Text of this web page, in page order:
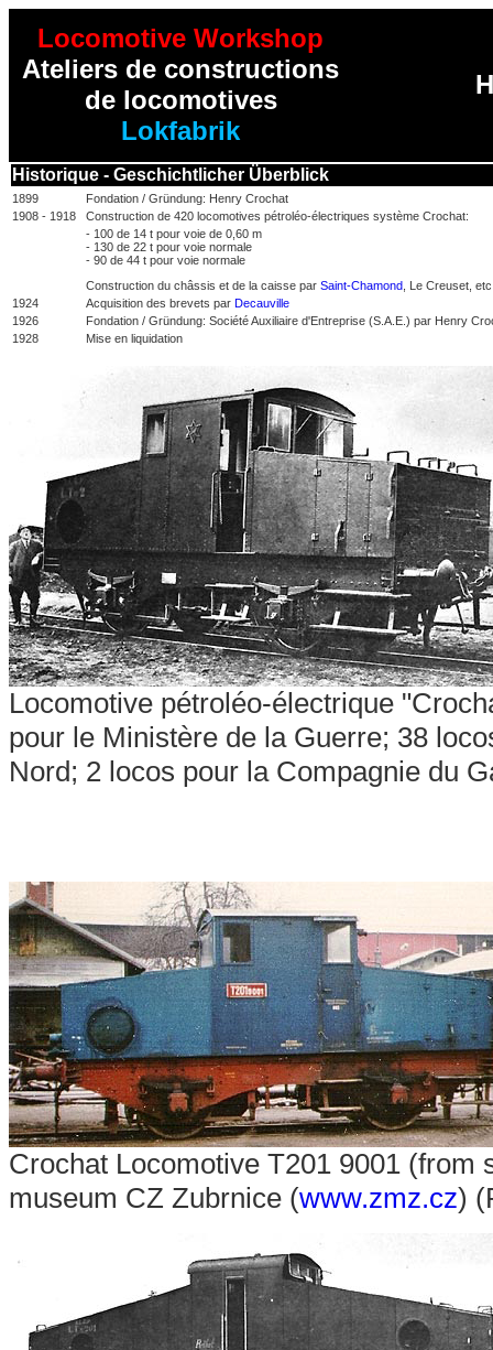
Locomotive Workshop
Ateliers de constructions
de locomotives
Lokfabrik
Historique - Geschichtlicher Überblick
1899
Fondation / Gründung: Henry Crochat
1908 - 1918
Construction de 420 locomotives pétroléo-électriques système Crochat:
- 100 de 14 t pour voie de 0,60 m
- 130 de 22 t pour voie normale
- 90 de 44 t pour voie normale
Construction du châssis et de la caisse par Saint-Chamond , Le Creuset,
1924
Acquisition des brevets par Decauville
1926
Fondation / Gründung: Société Auxiliaire d'Entreprise (S.A.E.) par Henry
1928
Mise en liquidation
Locomotive pétroléo-électrique
pour le Ministère de la Guerre; 38
Nord; 2 locos pour la Compagnie du
Crochat Locomotive T201 9001
museum CZ Zubrnice (www.zmz.cz)